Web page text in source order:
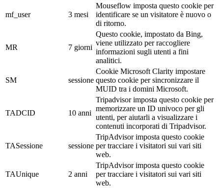
mf_user 3 mesi
Mouseflow imposta questo cookie per
identificare se un visitatore è nuovo o
di ritorno.
MR 7 giorni
Questo cookie, impostato da Bing,
viene utilizzato per raccogliere
informazioni sugli utenti a fini
analitici.
SM sessione
Cookie Microsoft Clarity impostare
questo cookie per sincronizzare il
MUID tra i domini Microsoft.
TADCID 10 anni
Tripadvisor imposta questo cookie per
memorizzare un ID univoco per gli
utenti, per aiutarli a visualizzare i
contenuti incorporati di Tripadvisor.
TASessione sessione
TripAdvisor imposta questo cookie
per tracciare i visitatori sui vari siti
web.
TAUnique 2 anni
TripAdvisor imposta questo cookie
per tracciare i visitatori sui vari siti
web.